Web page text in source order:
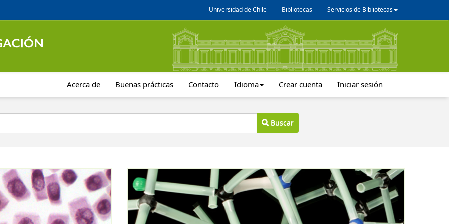
Universidad de Chile Bibliotecas Servicios de Bibliotecas
Acerca de Buenas prácticas Contacto Idioma Crear cuenta Iniciar sesión
Buscar